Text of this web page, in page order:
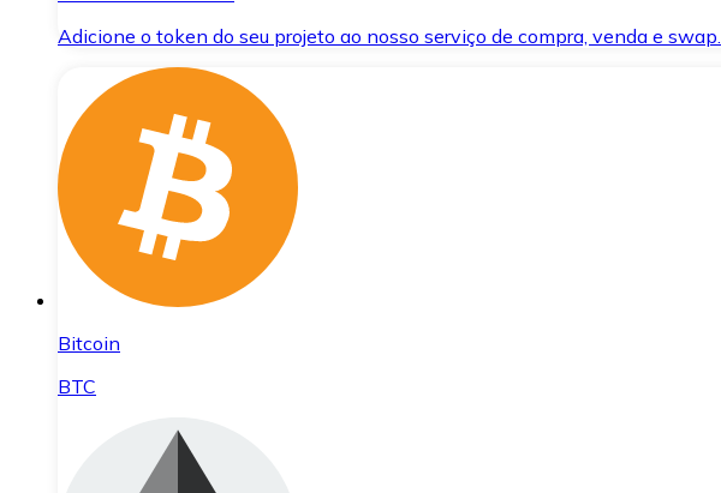
Adicione o token do seu projeto ao nosso serviço de compra, venda e swap.
Bitcoin
BTC